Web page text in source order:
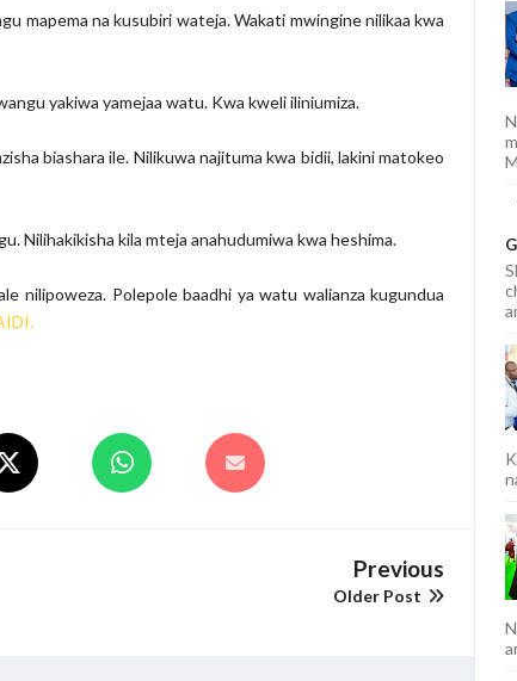
mapema na kusubiri wateja. Wakati mwingine nilikaa kwa
yakiwa yamejaa watu. Kwa kweli iliniumiza.
biashara ile. Nilikuwa najituma kwa bidii, lakini matokeo
Nilihakikisha kila mteja anahudumiwa kwa heshima.
nilipoweza. Polepole baadhi ya watu walianza kugundua
Previous
Older Post